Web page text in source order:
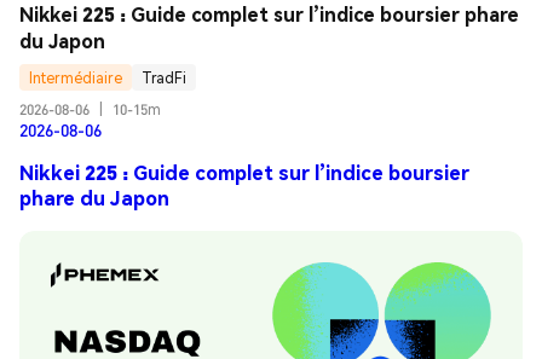
Nikkei 225 : Guide complet sur l’indice boursier phare
du Japon
Intermédiaire
TradFi
2026-08-06
10-15m
2026-08-06
Nikkei 225 : Guide complet sur l’indice boursier
phare du Japon